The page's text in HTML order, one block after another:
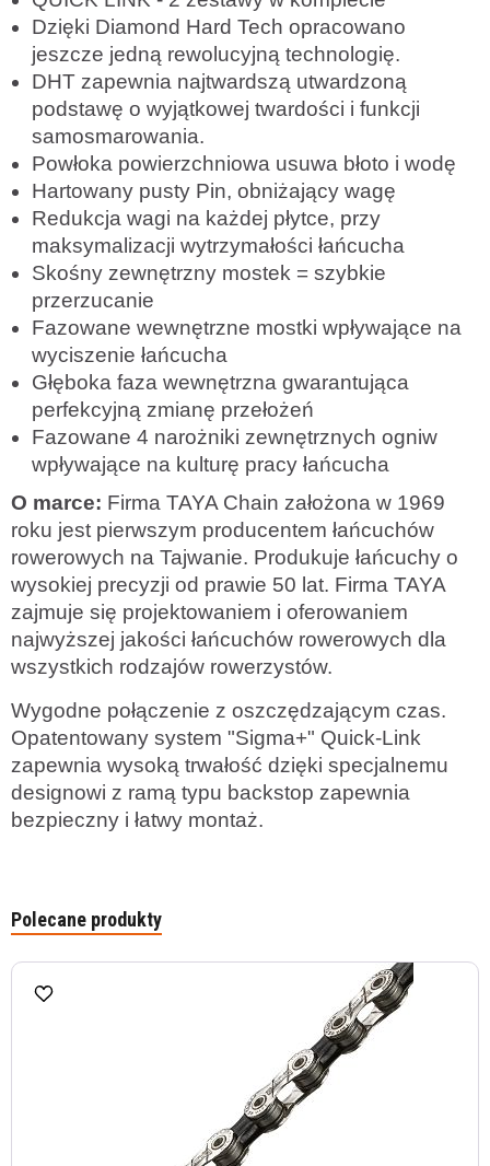
Dzięki Diamond Hard Tech opracowano
jeszcze jedną rewolucyjną technologię.
DHT zapewnia najtwardszą utwardzoną
podstawę o wyjątkowej twardości i funkcji
samosmarowania.
Powłoka powierzchniowa usuwa błoto i wodę
Hartowany pusty Pin, obniżający wagę
Redukcja wagi na każdej płytce, przy
maksymalizacji wytrzymałości łańcucha
Skośny zewnętrzny mostek = szybkie
przerzucanie
Fazowane wewnętrzne mostki wpływające na
wyciszenie łańcucha
Głęboka faza wewnętrzna gwarantująca
perfekcyjną zmianę przełożeń
Fazowane 4 narożniki zewnętrznych ogniw
wpływające na kulturę pracy łańcucha
O marce: Firma TAYA Chain założona w 1969
roku jest pierwszym producentem łańcuchów
rowerowych na Tajwanie. Produkuje łańcuchy o
wysokiej precyzji od prawie 50 lat. Firma TAYA
zajmuje się projektowaniem i oferowaniem
najwyższej jakości łańcuchów rowerowych dla
wszystkich rodzajów rowerzystów.
Wygodne połączenie z oszczędzającym czas.
Opatentowany system "Sigma+" Quick-Link
zapewnia wysoką trwałość dzięki specjalnemu
designowi z ramą typu backstop zapewnia
bezpieczny i łatwy montaż.
Polecane produkty